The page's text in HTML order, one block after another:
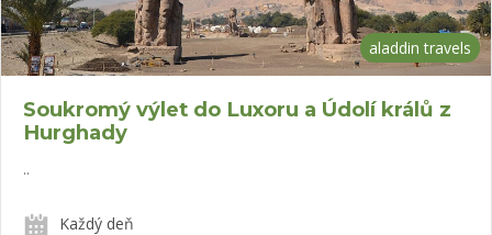
aladdin travels
Soukromý výlet do Luxoru a Údolí králů z
Hurghady
..
Každý deň